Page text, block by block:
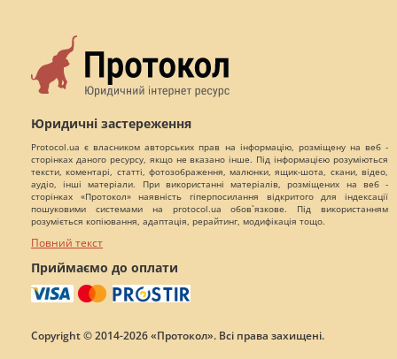
Юридичні застереження
Protocol.ua є власником авторських прав на інформацію, розміщену на веб -
сторінках даного ресурсу, якщо не вказано інше. Під інформацією розуміються
тексти, коментарі, статті, фотозображення, малюнки, ящик-шота, скани, відео,
аудіо, інші матеріали. При використанні матеріалів, розміщених на веб -
сторінках «Протокол» наявність гіперпосилання відкритого для індексації
пошуковими системами на protocol.ua обов`язкове. Під використанням
розуміється копіювання, адаптація, рерайтинг, модифікація тощо.
Повний текст
Приймаємо до оплати
Copyright © 2014-2026 «Протокол». Всі права захищені.